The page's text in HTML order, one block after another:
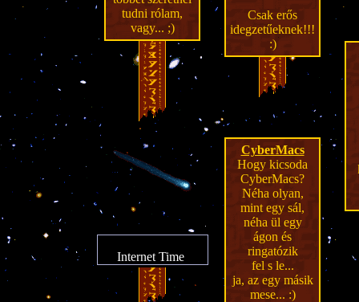
tudni rólam,
vagy... ;)
Internet Time
Csak erős
idegzetűeknek!!!
:)
CyberMacs
Hogy kicsoda
CyberMacs?
Néha olyan,
mint egy sál,
néha ül egy
ágon és
ringatózik
fel s le...
ja, az egy másik
mese... :)